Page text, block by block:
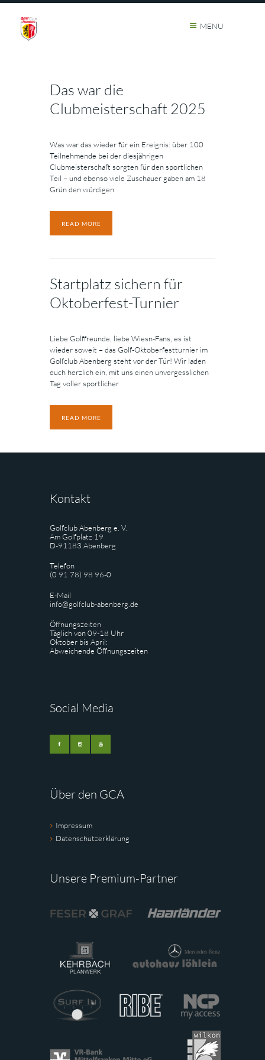
MENU
Das war die
Clubmeisterschaft 2025
Was war das wieder für ein Ereignis: über 100
Teilnehmende bei der diesjährigen
Clubmeisterschaft sorgten für den sportlichen
Teil – und ebenso viele Zuschauer gaben am 18
Grün den würdigen
READ MORE
Startplatz sichern für
Oktoberfest-Turnier
Liebe Golffreunde, liebe Wiesn-Fans, es ist
wieder soweit – das Golf-Oktoberfestturnier im
Golfclub Abenberg steht vor der Tür! Wir laden
euch herzlich ein, mit uns einen unvergesslichen
Tag voller sportlicher
READ MORE
Kontakt
Golfclub Abenberg e. V.
Am Golfplatz 19
D-91183 Abenberg
Telefon
(0 91 78) 98 96-0
E-Mail
info@golfclub-abenberg.de
Öffnungszeiten
Täglich von 09-18 Uhr
Oktober bis April:
Abweichende Öffnungszeiten
Social Media
Über den GCA
Impressum
Datenschutzerklärung
Unsere Premium-Partner